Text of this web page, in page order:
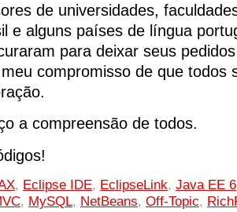
de universidades,
e alguns países de língua
para deixar seus
compromisso de que todos
a compreensão de todos.
, Eclipse IDE, EclipseLink, Java EE 6
, MySQL, NetBeans, Off-Topic,